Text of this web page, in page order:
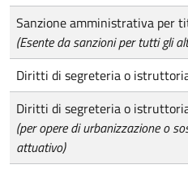
Sanzione amministrativa per
(Esente da sanzioni per tutti gli
Diritti di segreteria o
Diritti di segreteria o
(per opere di urbanizzazione o
attuativo)